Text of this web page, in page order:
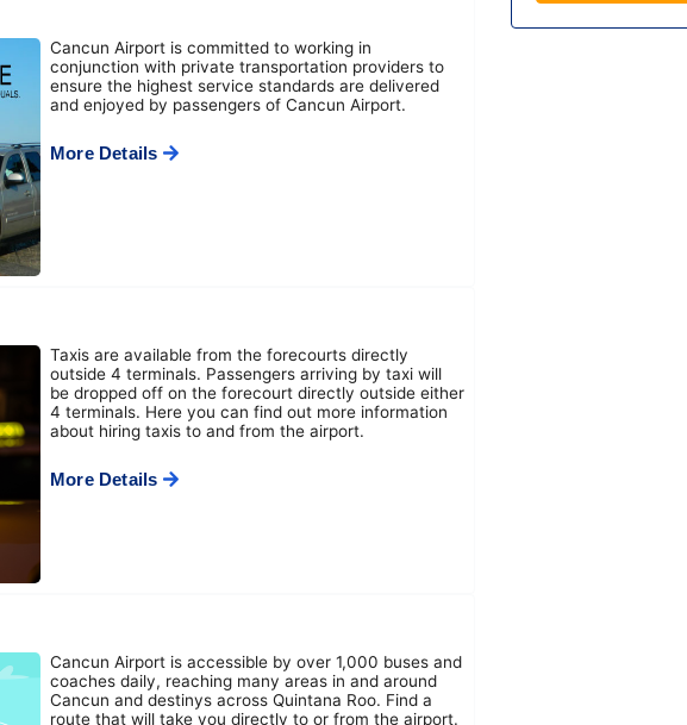
Cancun Airport is committed to working in
conjunction with private transportation providers to
ensure the highest service standards are delivered
and enjoyed by passengers of Cancun Airport.
More Details
Taxis are available from the forecourts directly
outside 4 terminals. Passengers arriving by taxi will
be dropped off on the forecourt directly outside either
4 terminals. Here you can find out more information
about hiring taxis to and from the airport.
More Details
Cancun Airport is accessible by over 1,000 buses and
coaches daily, reaching many areas in and around
Cancun and destinys across Quintana Roo. Find a
route that will take you directly to or from the airport.